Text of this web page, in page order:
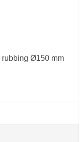
rubbing Ø150 mm